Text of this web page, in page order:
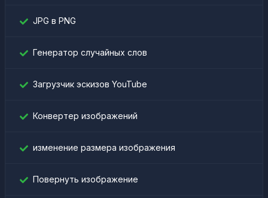
JPG в PNG
Генератор случайных слов
Загрузчик эскизов YouTube
Конвертер изображений
изменение размера изображения
Повернуть изображение